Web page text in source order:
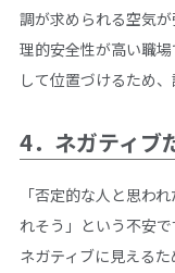
調が求められる空気
理的安全性が高い職
して位置づけるため
4．ネガティブ
「否定的な人と思わ
れそう」という不安
ネガティブに見えるた